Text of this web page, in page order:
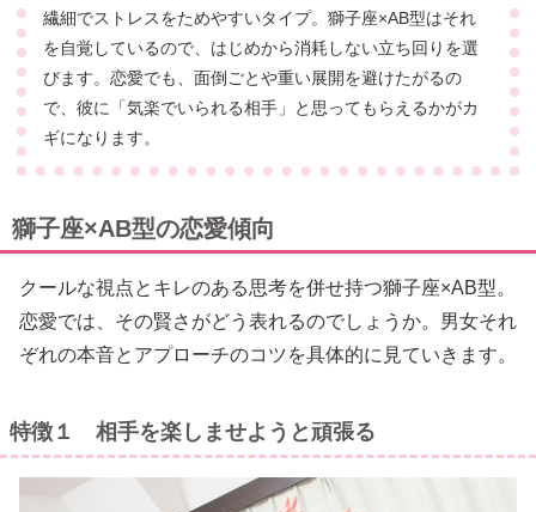
繊細でストレスをためやすいタイプ。獅子座×AB型はそれ
を自覚しているので、はじめから消耗しない立ち回りを選
びます。恋愛でも、面倒ごとや重い展開を避けたがるの
で、彼に「気楽でいられる相手」と思ってもらえるかがカ
ギになります。
獅子座×AB型の恋愛傾向
クールな視点とキレのある思考を併せ持つ獅子座×AB型。
恋愛では、その賢さがどう表れるのでしょうか。男女それ
ぞれの本音とアプローチのコツを具体的に見ていきます。
特徴１ 相手を楽しませようと頑張る